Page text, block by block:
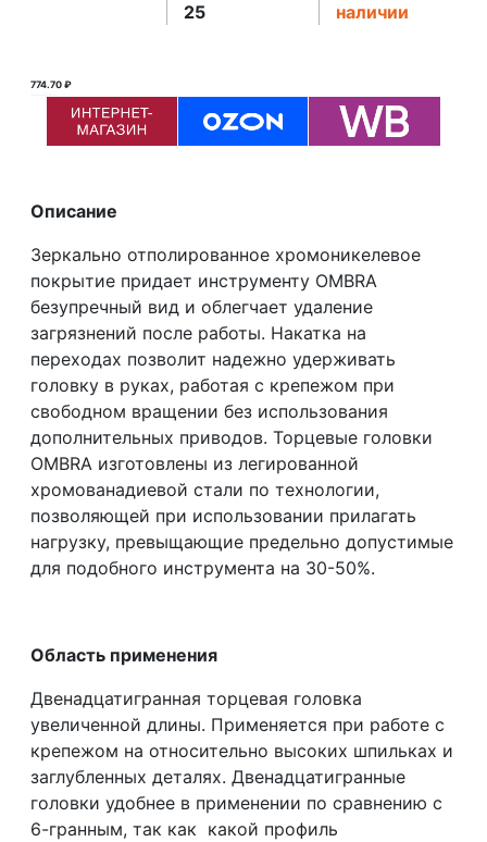
25
наличии
774.70 ₽
Описание
Зеркально отполированное хромоникелевое
покрытие придает инструменту OMBRA
безупречный вид и облегчает удаление
загрязнений после работы. Накатка на
переходах позволит надежно удерживать
головку в руках, работая с крепежом при
свободном вращении без использования
дополнительных приводов. Торцевые головки
OMBRA изготовлены из легированной
хромованадиевой стали по технологии,
позволяющей при использовании прилагать
нагрузку, превыщающие предельно допустимые
для подобного инструмента на 30-50%.
Область применения
Двенадцатигранная торцевая головка
увеличенной длины. Применяется при работе с
крепежом на относительно высоких шпильках и
заглубленных деталях. Двенадцатигранные
головки удобнее в применении по сравнению с
6-гранным, так как какой профиль